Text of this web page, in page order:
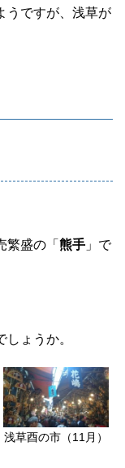
うですが、浅草が
繁盛の「 熊手 」で
しょうか。
浅草酉の市（11月）